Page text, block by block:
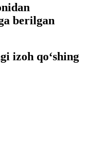
berilgan
izoh qo‘shing